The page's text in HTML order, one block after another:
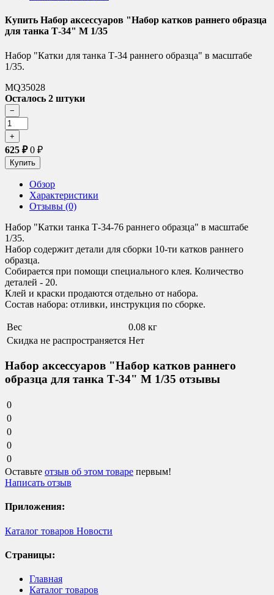
Купить Набор аксессуаров "Набор катков раннего образца
для танка Т-34" М 1/35
Набор "Катки для танка Т-34 раннего образца" в масштабе
1/35.
MQ35028
Осталось 2 штуки
625 ₽0 ₽
Обзор
Характеристики
Отзывы (0)
Набор "Катки танка Т-34-76 раннего образца" в масштабе
1/35.
Набор содержит детали для сборки 10-ти катков раннего
образца.
Собирается при помощи специального клея. Количество
деталей - 20.
Клей и краски продаются отдельно от набора.
Состав набора: отливки, инструкция по сборке.
Вес
0.08 кг
Скидка не распространяется Нет
Набор аксессуаров "Набор катков раннего
образца для танка Т-34" М 1/35 отзывы
0
0
0
0
0
Оставьте отзыв об этом товаре первым!
Написать отзыв
Приложения:
Каталог товаров Новости
Страницы:
Главная
Каталог товаров